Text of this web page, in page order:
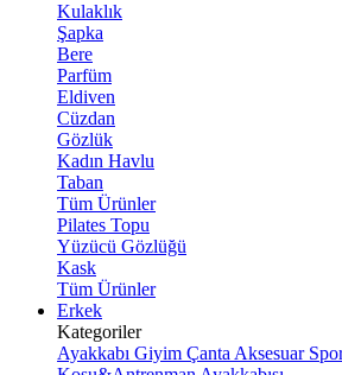
Kulaklık
Şapka
Bere
Parfüm
Eldiven
Cüzdan
Gözlük
Kadın Havlu
Taban
Tüm Ürünler
Pilates Topu
Yüzücü Gözlüğü
Kask
Tüm Ürünler
Erkek
Kategoriler
Ayakkabı Giyim Çanta Aksesuar